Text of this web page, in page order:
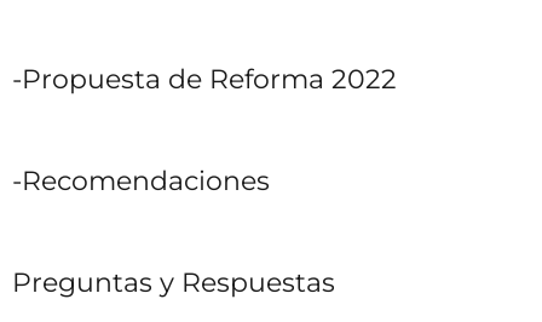
-Propuesta de Reforma 2022
-Recomendaciones
Preguntas y Respuestas